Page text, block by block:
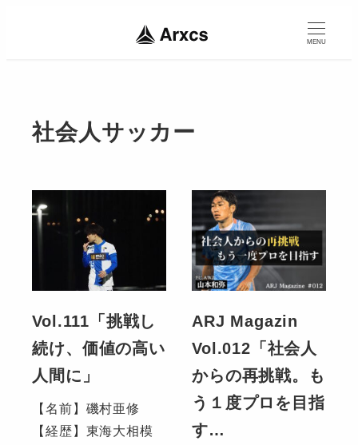
MENU
社会人サッカー
Vol.111「挑戦し
続け、価値の高い
人間に」
【名前】磯村亜修
【経歴】東海大相模
ARJ Magazin
Vol.012「社会人
からの再挑戦。も
う１度プロを目指
す…